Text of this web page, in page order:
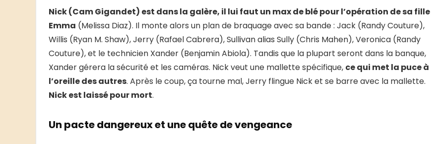
Nick (Cam Gigandet) est dans la galère, il lui faut un max de blé pour l’opération de sa fille
Emma (Melissa Diaz). Il monte alors un plan de braquage avec sa bande : Jack (Randy Couture),
Willis (Ryan M. Shaw), Jerry (Rafael Cabrera), Sullivan alias Sully (Chris Mahen), Veronica (Randy
Couture), et le technicien Xander (Benjamin Abiola). Tandis que la plupart seront dans la banque,
Xander gérera la sécurité et les caméras. Nick veut une mallette spécifique, ce qui met la puce à
l’oreille des autres. Après le coup, ça tourne mal, Jerry flingue Nick et se barre avec la mallette.
Nick est laissé pour mort.
Un pacte dangereux et une quête de vengeance